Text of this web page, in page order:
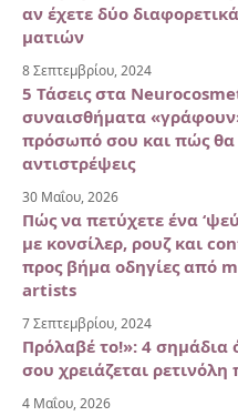
αν έχετε δύο
ματιών
8 Σεπτεμβρίου, 2024
5 Τάσεις στα
συναισθήματα
πρόσωπό σου και πώς θα
αντιστρέψεις
30 Μαΐου, 2026
Πώς να πετύχετε ένα
με κονσίλερ, ρουζ και
προς βήμα οδηγίες από
artists
7 Σεπτεμβρίου, 2024
Πρόλαβέ το!»: 4 σημάδια
σου χρειάζεται ρετινόλη
4 Μαΐου, 2026